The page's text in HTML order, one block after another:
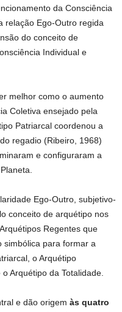
da Consciência
relação Ego-Outro regida
do conceito de
Individual e
melhor como o aumento
Coletiva ensejado pela
Patriarcal coordenou a
regadio (Ribeiro, 1968)
e configuraram a
Ego-Outro, subjetivo-
conceito de arquétipo nos
Regentes que
simbólica para formar a
o Arquétipo
Arquétipo da Totalidade.
e dão origem às quatro